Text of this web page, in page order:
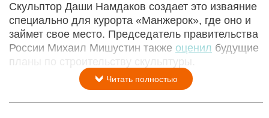
Скульптор Даши Намдаков создает это изваяние
специально для курорта «Манжерок», где оно и
займет свое место. Председатель правительства
России Михаил Мишустин также оценил будущие
планы по строительству скульптуры.
Читать полностью